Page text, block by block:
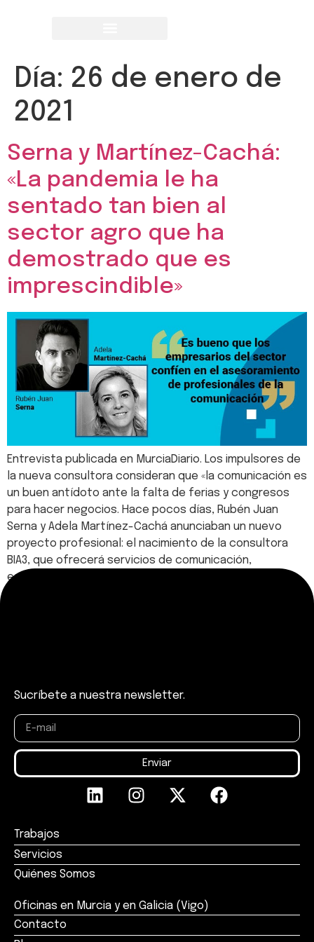
Día: 26 de enero de
2021
Serna y Martínez-Cachá:
«La pandemia le ha
sentado tan bien al
sector agro que ha
demostrado que es
imprescindible»
Entrevista publicada en MurciaDiario. Los impulsores de
la nueva consultora consideran que «la comunicación es
un buen antídoto ante la falta de ferias y congresos
para hacer negocios. Hace pocos días, Rubén Juan
Serna y Adela Martínez-Cachá anunciaban un nuevo
proyecto profesional: el nacimiento de la consultora
BIA3, que ofrecerá servicios de comunicación,
estrategia e implantación de tecnología a todas […]
Sucríbete a nuestra newsletter.
Enviar
Trabajos
Servicios
Quiénes Somos
Oficinas en Murcia y en Galicia (Vigo)
Contacto